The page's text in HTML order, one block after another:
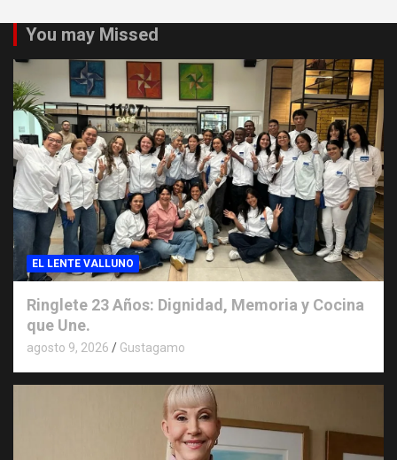
You may Missed
EL LENTE VALLUNO
Ringlete 23 Años: Dignidad, Memoria y Cocina
que Une.
agosto 9, 2026 Gustagamo